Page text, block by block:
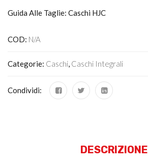
Guida Alle Taglie: Caschi HJC
COD: N/A
Categorie: Caschi, Caschi Integrali
Condividi:
DESCRIZIONE